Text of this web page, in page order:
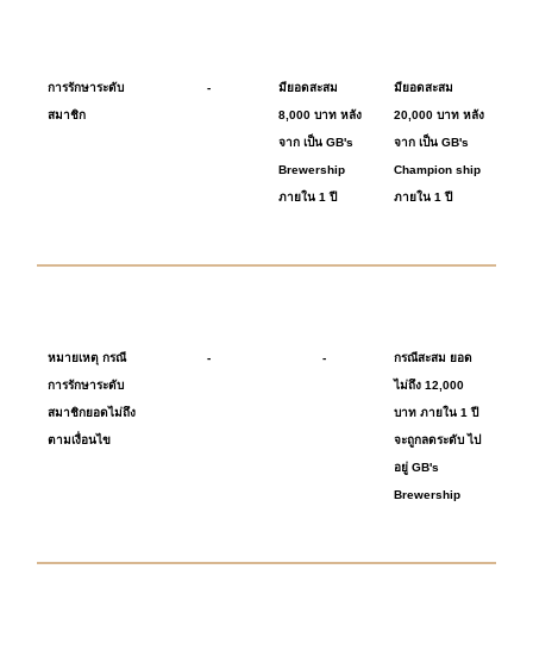
การรักษาระดับ
สมาชิก
- มียอดสะสม
8,000 บาท หลัง
จาก เป็น GB's
Brewership
ภายใน 1 ปี
มียอดสะสม
20,000 บาท หลัง
จาก เป็น GB's
Champion ship
ภายใน 1 ปี
หมายเหตุ กรณี
การรักษาระดับ
สมาชิกยอดไม่ถึง
ตามเงื่อนไข
- - กรณีสะสม ยอด
ไม่ถึง 12,000
บาท ภายใน 1 ปี
จะถูกลดระดับ ไป
อยู่ GB's
Brewership